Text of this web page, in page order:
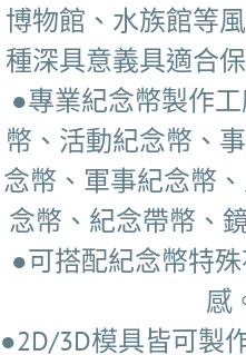
博物館、水族館等
種深具意義具適合
●專業紀念幣製作
幣、活動紀念幣、
念幣、軍事紀念幣
念幣、紀念帶幣、
●可搭配紀念幣特
感
●2D/3D模具皆可製